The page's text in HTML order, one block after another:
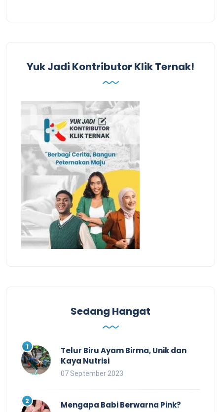
Yuk Jadi Kontributor Klik Ternak!
Sedang Hangat
Telur Biru Ayam Birma, Unik dan
Kaya Nutrisi
07 September 2023
Mengapa Babi Berwarna Pink?